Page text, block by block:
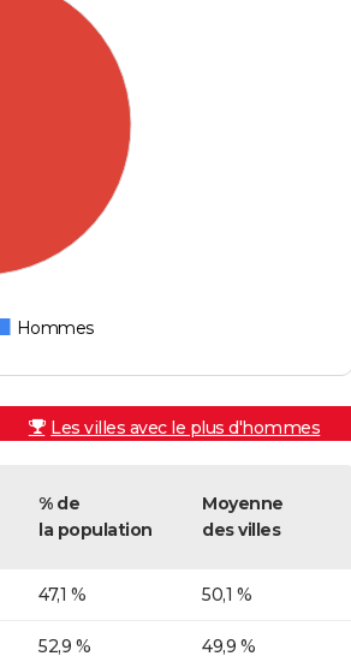
Hommes
Les villes avec le plus d'hommes
% de
la population
Moyenne
des villes
47,1 % 50,1 %
52,9 % 49,9 %